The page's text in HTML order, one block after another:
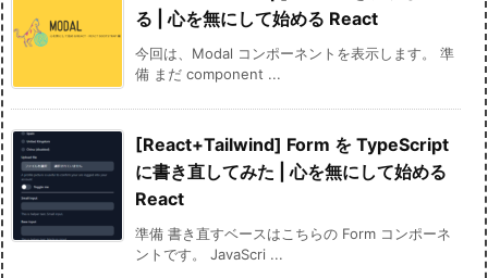
る | 心を無にして始める React
今回は、Modal コンポーネントを表示します。 準
備 まだ component ...
[React+Tailwind] Form を TypeScript
に書き直してみた | 心を無にして始める
React
準備 書き直すベースはこちらの Form コンポーネ
ントです。 JavaScri ...